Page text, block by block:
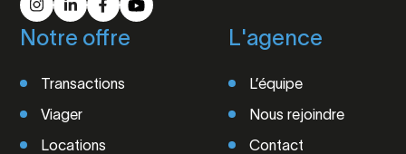
Notre offre
Transactions
Viager
Locations
L'agence
L’équipe
Nous rejoindre
Contact